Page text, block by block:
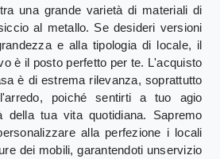
una grande varietà di materiali di
al metallo. Se desideri versioni
e alla tipologia di locale, il
è il posto perfetto per te. L'acquisto
è di estrema rilevanza, soprattutto
poiché sentirti a tuo agio
della tua vita quotidiana. Sapremo
alla perfezione i locali
dei mobili, garantendoti unservizio